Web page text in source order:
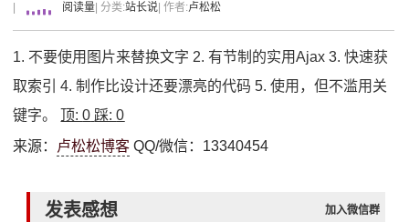
阅读量 | 分类:站长说 | 作者:卢松松
1. 不要使用图片来替换文字 2. 有节制的实用Ajax 3. 快速获
取索引 4. 制作比设计还要漂亮的代码 5. 使用，但不滥用关
键字。 顶:0 踩:0
来源： 卢松松博客 QQ/微信：13340454
发表感想 加入微信群